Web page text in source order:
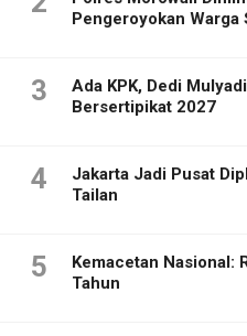
Pengeroyokan Warga
3
Ada KPK, Dedi
Bersertipikat 2027
4
Jakarta Jadi Pusat
Tailan
5
Kemacetan Nasional:
Tahun